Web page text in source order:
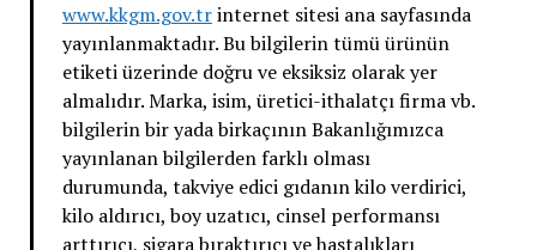
www.kkgm.gov.trinternet sitesi ana sayfasında
yayınlanmaktadır. Bu bilgilerin tümü ürünün
etiketi üzerinde doğru ve eksiksiz olarak yer
almalıdır. Marka, isim, üretici-ithalatçı firma vb.
bilgilerin bir yada birkaçının Bakanlığımızca
yayınlanan bilgilerden farklı olması
durumunda, takviye edici gıdanın kilo verdirici,
kilo aldırıcı, boy uzatıcı, cinsel performansı
arttırıcı, sigara bıraktırıcı ve hastalıkları